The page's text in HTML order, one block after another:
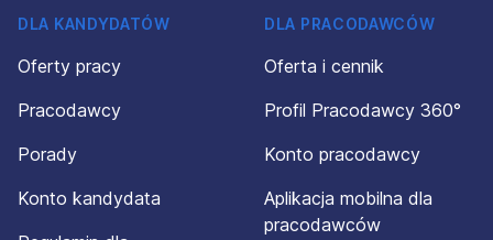
DLA KANDYDATÓW
Oferty pracy
Pracodawcy
Porady
Konto kandydata
DLA PRACODAWCÓW
Oferta i cennik
Profil Pracodawcy 360°
Konto pracodawcy
Aplikacja mobilna dla
pracodawców